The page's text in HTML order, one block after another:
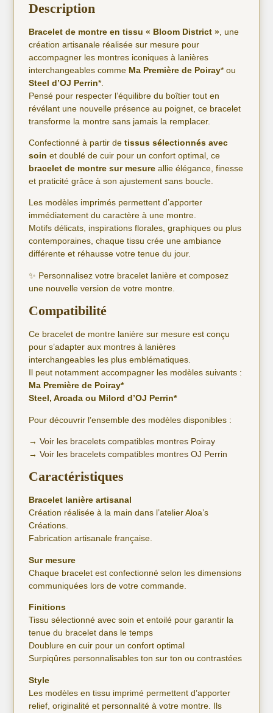
Description
Bracelet de montre en tissu « Bloom District » , une
création artisanale réalisée sur mesure pour
accompagner les montres iconiques à lanières
interchangeables comme Ma Première de Poiray* ou
Steel d’OJ Perrin*.
Pensé pour respecter l’équilibre du boîtier tout en
révélant une nouvelle présence au poignet, ce bracelet
transforme la montre sans jamais la remplacer.
Confectionné à partir detissus sélectionnés avec
soin et doublé de cuir pour un confort optimal, ce
bracelet de montre sur mesure allie élégance, finesse
et praticité grâce à son ajustement sans boucle.
Les modèles imprimés permettent d’apporter
immédiatement du caractère à une montre.
Motifs délicats, inspirations florales, graphiques ou plus
contemporaines, chaque tissu crée une ambiance
différente et réhausse votre tenue du jour.
✨ Personnalisez votre bracelet lanière et composez
une nouvelle version de votre montre.
Compatibilité
Ce bracelet de montre lanière sur mesure est conçu
pour s’adapter aux montres à lanières
interchangeables les plus emblématiques.
Il peut notamment accompagner les modèles suivants :
Ma Première de Poiray*
Steel, Arcada ou Milord d’OJ Perrin*
Pour découvrir l’ensemble des modèles disponibles :
→Voir les bracelets compatibles montres Poiray
→Voir les bracelets compatibles montres OJ Perrin
Caractéristiques
Bracelet lanière artisanal
Création réalisée à la main dans l’atelier Aloa’s
Créations.
Fabrication artisanale française.
Sur mesure
Chaque bracelet est confectionné selon les dimensions
communiquées lors de votre commande.
Finitions
Tissu sélectionné avec soin et entoilé pour garantir la
tenue du bracelet dans le temps
Doublure en cuir pour un confort optimal
Surpiqûres personnalisables ton sur ton ou contrastées
Style
Les modèles en tissu imprimé permettent d’apporter
relief, originalité et personnalité à votre montre. Ils